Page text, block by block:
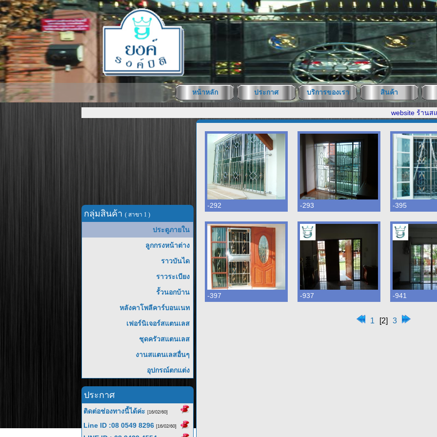
หน้าหลัก ประกาศ บริการของเรา สินค้า
website ร้านสแต
กลุ่มสินค้า ( สาขา 1 )
ประตูภายใน
ลูกกรงหน้าต่าง
ราวบันได
ราวระเบียง
รั้วนอกบ้าน
หลังคาโพลีคาร์บอนเนท
เฟอร์นิเจอร์สแตนเลส
ชุดครัวสแตนเลส
งานสแตนเลสอื่นๆ
อุปกรณ์ตกแต่ง
ประกาศ
ติดต่อช่องทางนี้ได้ค่ะ [16/02/60]
Line ID :08 0549 8296 [16/02/60]
-292 -293 -395
-397 -937 -941
1 [2] 3